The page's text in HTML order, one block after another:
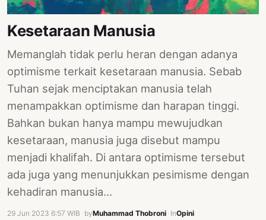
Kesetaraan Manusia
Memanglah tidak perlu heran dengan adanya
optimisme terkait kesetaraan manusia. Sebab
Tuhan sejak menciptakan manusia telah
menampakkan optimisme dan harapan tinggi.
Bahkan bukan hanya mampu mewujudkan
kesetaraan, manusia juga disebut mampu
menjadi khalifah. Di antara optimisme tersebut
ada juga yang menunjukkan pesimisme dengan
kehadiran manusia…
29 Jun 2023 6:57 WIB byMuhammad Thobroni InOpini